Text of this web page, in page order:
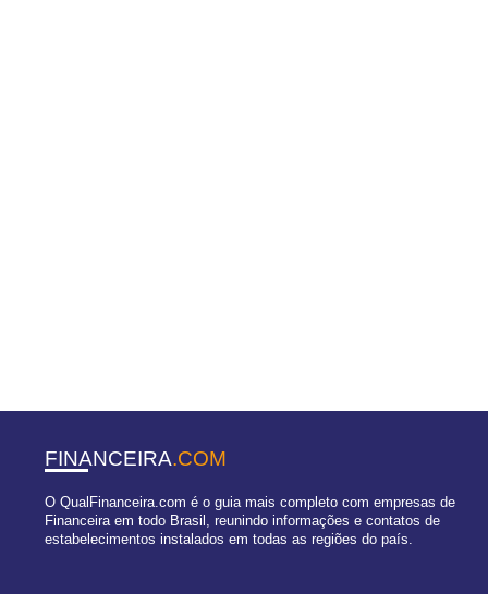
FINANCEIRA.COM
O QualFinanceira.com é o guia mais completo com empresas de
Financeira em todo Brasil, reunindo informações e contatos de
estabelecimentos instalados em todas as regiões do país.